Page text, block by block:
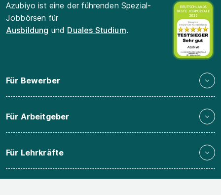
Azubiyo ist eine der führenden Spezial-
Jobbörsen für
Ausbildung und Duales Studium.
Für Bewerber
Für Arbeitgeber
Für Lehrkräfte